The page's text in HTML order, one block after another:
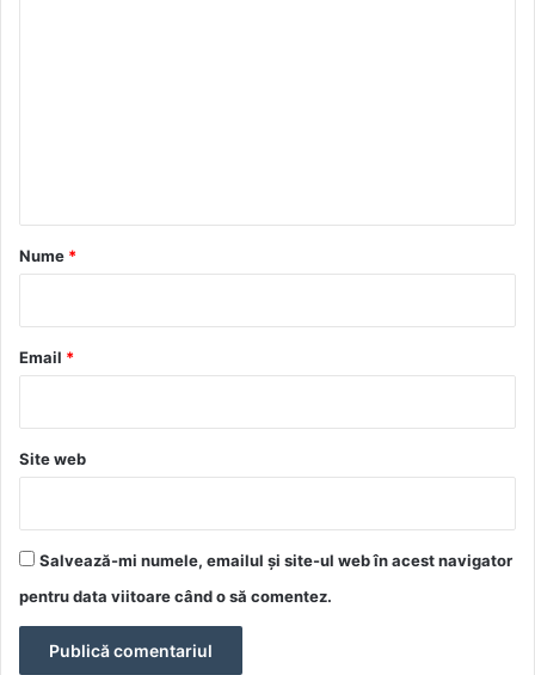
r
*
Nume *
Email *
Site web
Salvează-mi numele, emailul și site-ul web în acest navigator
pentru data viitoare când o să comentez.